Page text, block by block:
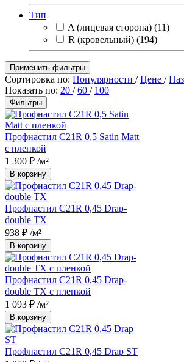
Тип
A (лицевая сторона) (11)
R (кровельный) (194)
Применить фильтры
Сортировка по: Популярности / Цене /
Показать по: 20 / 60 / 100
Фильтры
Профнастил С21R 0,5 Satin Matt
с пленкой
1 300 ₽ /м²
В корзину
Профнастил С21R 0,45 Drap-
double TX
938 ₽ /м²
В корзину
Профнастил С21R 0,45 Drap-
double TX с пленкой
1 093 ₽ /м²
В корзину
Профнастил С21R 0,45 Drap ST